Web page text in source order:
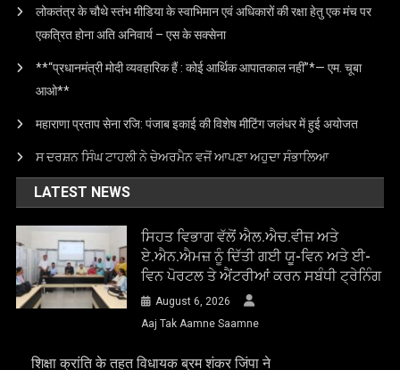
लोकतंत्र के चौथे स्तंभ मीडिया के स्वाभिमान एवं अधिकारों की रक्षा हेतु एक मंच पर
एकत्रित होना अति अनिवार्य – एस के सक्सेना
**“प्रधानमंत्री मोदी व्यवहारिक हैं : कोई आर्थिक आपातकाल नहीं”*— एम. चूबा
आओ**
महाराणा प्रताप सेना रजि: पंजाब इकाई की विशेष मीटिंग जलंधर में हुई अयोजत
ਸ ਦਰਸ਼ਨ ਸਿੰਘ ਟਾਹਲੀ ਨੇ ਚੇਅਰਮੈਨ ਵਜੋਂ ਆਪਣਾ ਅਹੁਦਾ ਸੰਭਾਲਿਆ
LATEST NEWS
ਸਿਹਤ ਵਿਭਾਗ ਵੱਲੋਂ ਐਲ.ਐਚ.ਵੀਜ਼ ਅਤੇ
ਏ.ਐਨ.ਐਮਜ਼ ਨੂੰ ਦਿੱਤੀ ਗਈ ਯੂ-ਵਿਨ ਅਤੇ ਈ-
ਵਿਨ ਪੋਰਟਲ ਤੇ ਐਂਟਰੀਆਂ ਕਰਨ ਸਬੰਧੀ ਟ੍ਰੇਨਿੰਗ
August 6, 2026
Aaj Tak Aamne Saamne
शिक्षा क्रांति के तहत विधायक ब्रम शंकर जिंपा ने